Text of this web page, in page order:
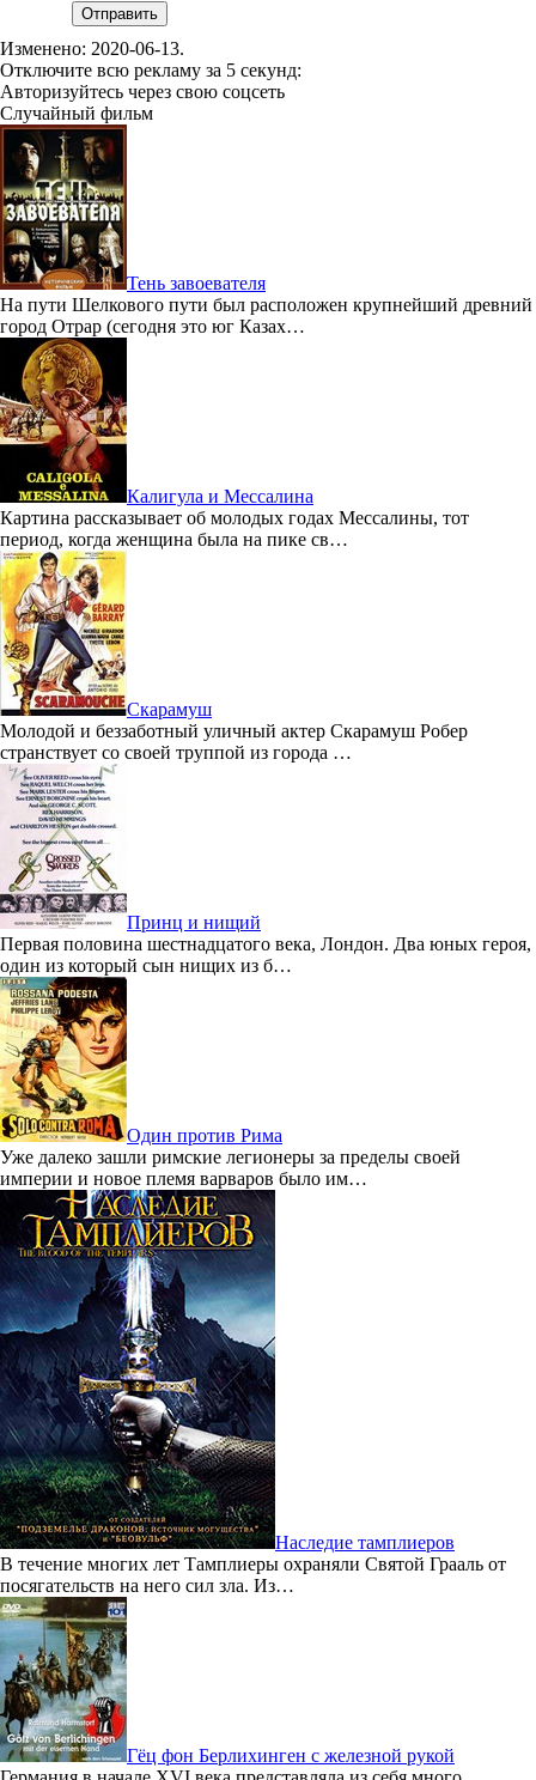
Отправить
Изменено: 2020-06-13.
Отключите всю рекламу за 5 секунд:
Авторизуйтесь через свою соцсеть
Случайный фильм
Тень завоевателя
На пути Шелкового пути был расположен крупнейший древний
город Отрар (сегодня это юг Казах…
Калигула и Мессалина
Картина рассказывает об молодых годах Мессалины, тот
период, когда женщина была на пике св…
Скарамуш
Молодой и беззаботный уличный актер Скарамуш Робер
странствует со своей труппой из города …
Принц и нищий
Первая половина шестнадцатого века, Лондон. Два юных героя,
один из который сын нищих из б…
Один против Рима
Уже далеко зашли римские легионеры за пределы своей
империи и новое племя варваров было им…
Наследие тамплиеров
В течение многих лет Тамплиеры охраняли Святой Грааль от
посягательств на него сил зла. Из…
Гёц фон Берлихинген с железной рукой